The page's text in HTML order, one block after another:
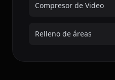
Compresor de Video
Relleno de áreas